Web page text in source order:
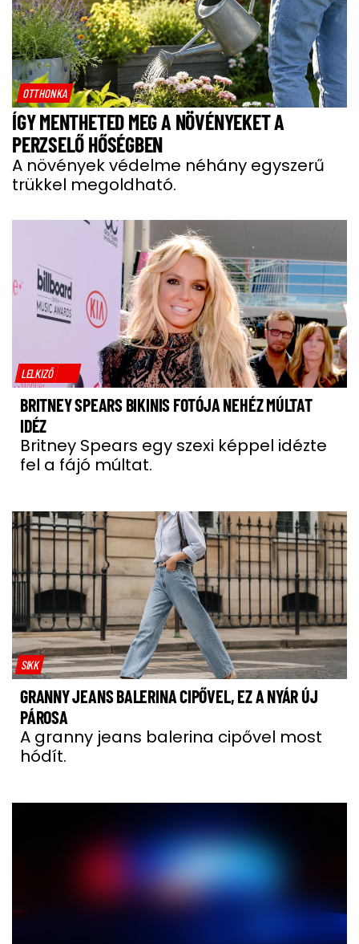
OTTHONKA
ÍGY MENTHETED MEG A NÖVÉNYEKET A
PERZSELŐ HŐSÉGBEN
A növények védelme néhány egyszerű
trükkel megoldható.
LELKIZŐ
BRITNEY SPEARS BIKINIS FOTÓJA NEHÉZ MÚLTAT
IDÉZ
Britney Spears egy szexi képpel idézte
fel a fájó múltat.
SIKK
GRANNY JEANS BALERINA CIPŐVEL, EZ A NYÁR ÚJ
PÁROSA
A granny jeans balerina cipővel most
hódít.